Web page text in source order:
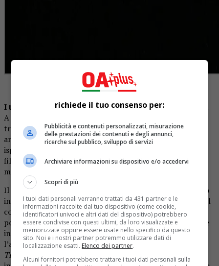
Crediti Foto: Francesco Sambati
I temi dell’albumruotano attorno al concetto di tempo.
A cominciare dalla particolarità del genere musicale, che
traduce e attualizza per l’oggi una musica e un linguaggio
ancestrali che arrivano dal passato. Tante sono le
ispirazioni, dalla tradizione popolare all’attualità, dalla
filosofia alla fisica, passando per la sociologia e la
mitologia.
Il tempo viene raccontato e indagato attraverso il dialogo
intergenerazionale (“Balla Nina”, “Vulía”); la mitologia e il
confine tra la vita e la morte (“Orfeo”, “Balla Nina”); il
potere magico di musica e danza di annullare le distanze e
influenzare il mondo (“Pizzica Bhangra”, “Orfeo”). C’è
l’amore che nasce e quello che finisce (
Tie”, “Ntunucciu”
); il tempo sospeso, tra sogno e lucidità,
richiede il tuo consenso per:
Pubblicità e contenuti personalizzati, misurazione
delle prestazioni dei contenuti e degli annunci,
ricerche sul pubblico, sviluppo di servizi
Archiviare informazioni su dispositivo e/o accedervi
Scopri di più
I tuoi dati personali verranno trattati da 431 partner e le
informazioni raccolte dal tuo dispositivo (come cookie,
identificatori univoci e altri dati del dispositivo) potrebbero
essere condivise con questi ultimi, da loro visualizzate e
memorizzate oppure essere usate nello specifico da questo
sito. Noi e i nostri partner potremmo utilizzare dati di
localizzazione esatti. Elenco dei partner.
Alcuni fornitori potrebbero trattare i tuoi dati personali sulla